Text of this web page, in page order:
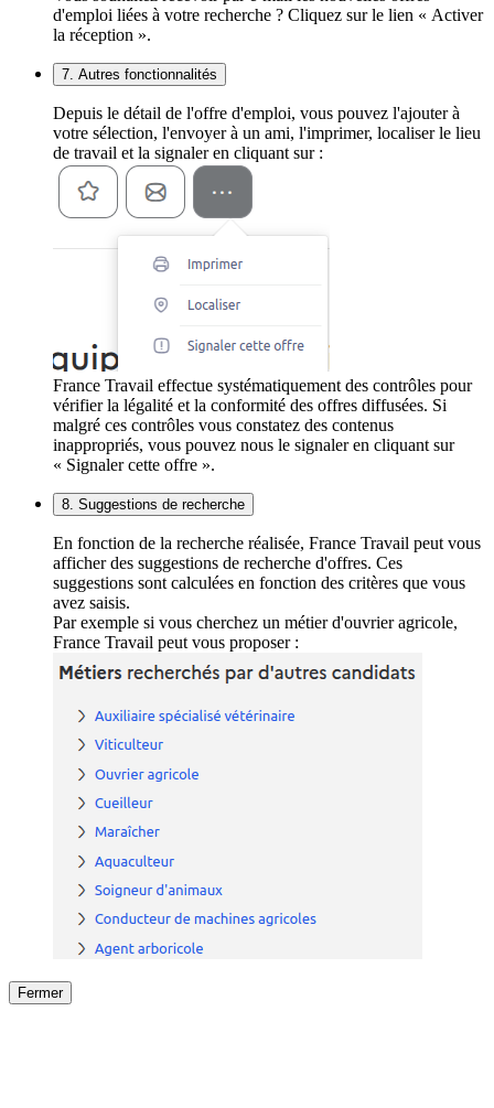
d'emploi liées à votre recherche ? Cliquez sur le lien « Activer
la réception ».
7. Autres fonctionnalités
Depuis le détail de l'offre d'emploi, vous pouvez l'ajouter à
votre sélection, l'envoyer à un ami, l'imprimer, localiser le lieu
de travail et la signaler en cliquant sur :
France Travail effectue systématiquement des contrôles pour
vérifier la légalité et la conformité des offres diffusées. Si
malgré ces contrôles vous constatez des contenus
inappropriés, vous pouvez nous le signaler en cliquant sur
« Signaler cette offre ».
8. Suggestions de recherche
En fonction de la recherche réalisée, France Travail peut vous
afficher des suggestions de recherche d'offres. Ces
suggestions sont calculées en fonction des critères que vous
avez saisis.
Par exemple si vous cherchez un métier d'ouvrier agricole,
France Travail peut vous proposer :
Fermer